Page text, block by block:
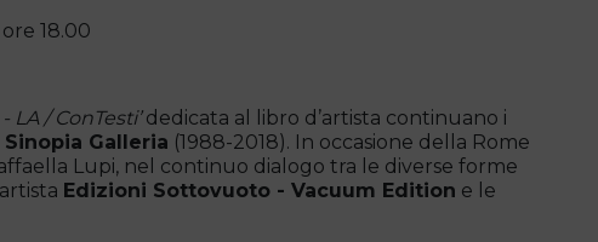
18.00
LA / ConTesti’dedicata al libro d’artista continuano i
Galleria (1988-2018). In occasione della Rome
Lupi, nel continuo dialogo tra le diverse forme
Edizioni Sottovuoto - Vacuum Edition e le